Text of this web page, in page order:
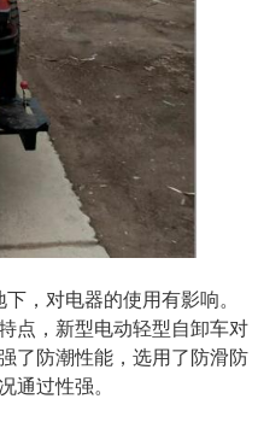
，对电器的使用有影响。
点，新型电动轻型自卸车对
了防潮性能，选用了防滑防
通过性强。